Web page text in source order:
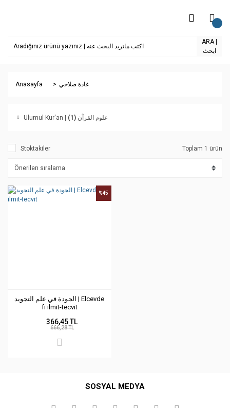
ARA |
ابحث
Anasayfa غادة صلاحي
Ulumul Kur'an | علوم القرآن(1)
Stoktakiler Toplam 1 ürün
الجودة في علم التجويد | Elcevde
fi ilmit-tecvit
%45
366,45 TL
666,28 TL
SOSYAL MEDYA